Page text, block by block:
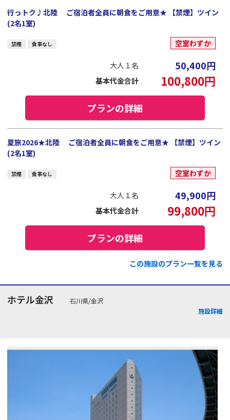
行っトク♪北陸 ご宿泊者全員に朝食をご用意★ 【禁煙】ツイン
(2名1室)
禁煙 食事なし 空室わずか
大人１名 50,400円
基本代金合計 100,800円
プランの詳細
夏旅2026★北陸 ご宿泊者全員に朝食をご用意★ 【禁煙】ツイン
(2名1室)
禁煙 食事なし 空室わずか
大人１名 49,900円
基本代金合計 99,800円
プランの詳細
この施設のプラン一覧を見る
ホテル金沢
石川県/金沢
施設詳細